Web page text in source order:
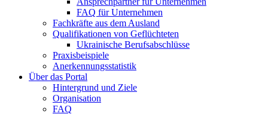
FAQ für Unternehmen
Fachkräfte aus dem Ausland
Qualifikationen von Geflüchteten
Ukrainische Berufsabschlüsse
Praxisbeispiele
Anerkennungsstatistik
Über das Portal
Hintergrund und Ziele
Organisation
FAQ